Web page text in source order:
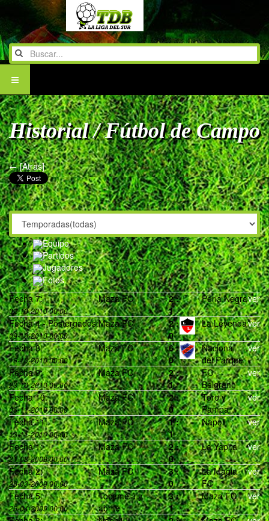
Historial / Fútbol de Campo
← [Atras]
Equipo
Partidos
Jugadores
Fotos
Fecha 7:
02-10-2010 00:00
Maza FC 2 :
1
Perla Negraver
Fecha 4 - Postergados:
09-10-2010 00:00
Maza FC 2 :
0
La Leyendaver
Fecha 8:
16-10-2010 00:00
Maza FC 6 :
0
Nacional
del Parque
ver
Fecha 9:
23-10-2010 00:00
Maza FC 2 :
1
FC
Belgrano
ver
Fecha 10:
06-11-2010 00:00
Maza FC 2 :
0
Toro y
Pampa
ver
Fecha 11:
13-11-2010 00:00
Maza FC 1 :
1
Napoli ver
Fecha 1:
21-03-2009 00:00
Maza FC 2 :
0
La Yapita ver
Fecha 2:
28-03-2009 00:00
Maza FC 3 :
0
La Magia
FC
ver
Fecha 5:
25-04-2009 00:00
Tocamelá y
abrite
3 :
1
Maza FC ver